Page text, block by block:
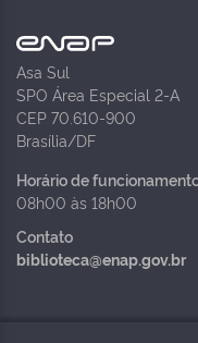
Asa Sul
SPO Área Especial 2-A
CEP 70.610-900
Brasília/DF
Horário de
08h00 às 18h00
Contato
biblioteca@enap.gov.br